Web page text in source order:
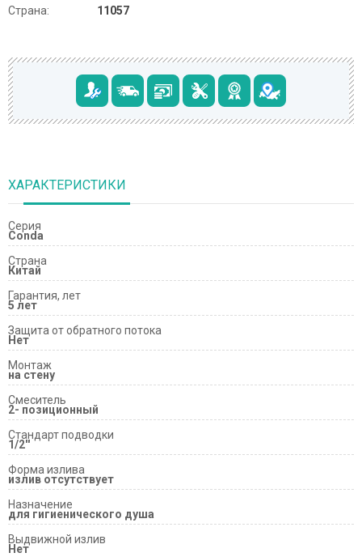
Страна:
11057
ХАРАКТЕРИСТИКИ
Серия
Conda
Страна
Китай
Гарантия, лет
5 лет
Защита от обратного потока
Нет
Монтаж
на стену
Смеситель
2- позиционный
Стандарт подводки
1/2''
Форма излива
излив отсутствует
Назначение
для гигиенического душа
Выдвижной излив
Нет